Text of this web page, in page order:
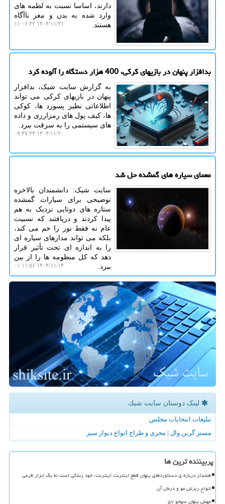
دارند، اساسا نسبت به لطمه های
وارد شده به بدن و مغز ناآگاه
هستند.
۱۴۰۴/۱۱/۲۱ ۱۱:۰۶:۴۲
بدافزار پنهان در بازیهای کرکی، 400 هزار دستگاه را آلوده کرد
به گزارش سایت شیک، بدافزار
پنهان در بازیهای کرکی می تواند
اطلاعاتی نظیر پسورد ها، کوکی
ها، کیف پول های رمزارزی و داده
های سیستمی را به سرقت ببرد.
۱۴۰۴/۱۱/۲۰ ۰۹:۴۷:۲۳
معمای سیاره های گمشده حل شد
سایت شیک: دانشمندان بالاخره
توضیحی برای سیارات گمشده
ستاره های دوتایی نزدیک به هم
پیدا کردند و دریافتند که نسبیت
عام نه فقط نور را خم می کند،
بلکه می تواند مدارهای سیاره ای
را به اندازه ای تحت تأثیر قرار
دهد که کل منظومه ها را از بین
ببرد.
۱۴۰۴/۱۱/۱۴ ۰۱:۱۱:۵۶
لینک دوستان سایت شیك
تبلیغات انتخابات مجلس
مستر گرین وال | مجری و طراح انواع دیوار سبز
پربیننده ترین ها
هشدار درباره ی دستاوردهای پنهان قطع اینترنت اینترنت، خود زندگی است نه یک ابزار فرعی
انواع ریزش مو و درمان آن
جهش پنهان سوخو ۵۷